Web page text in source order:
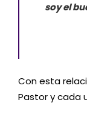
soy el
Con esta
Pastor y cada